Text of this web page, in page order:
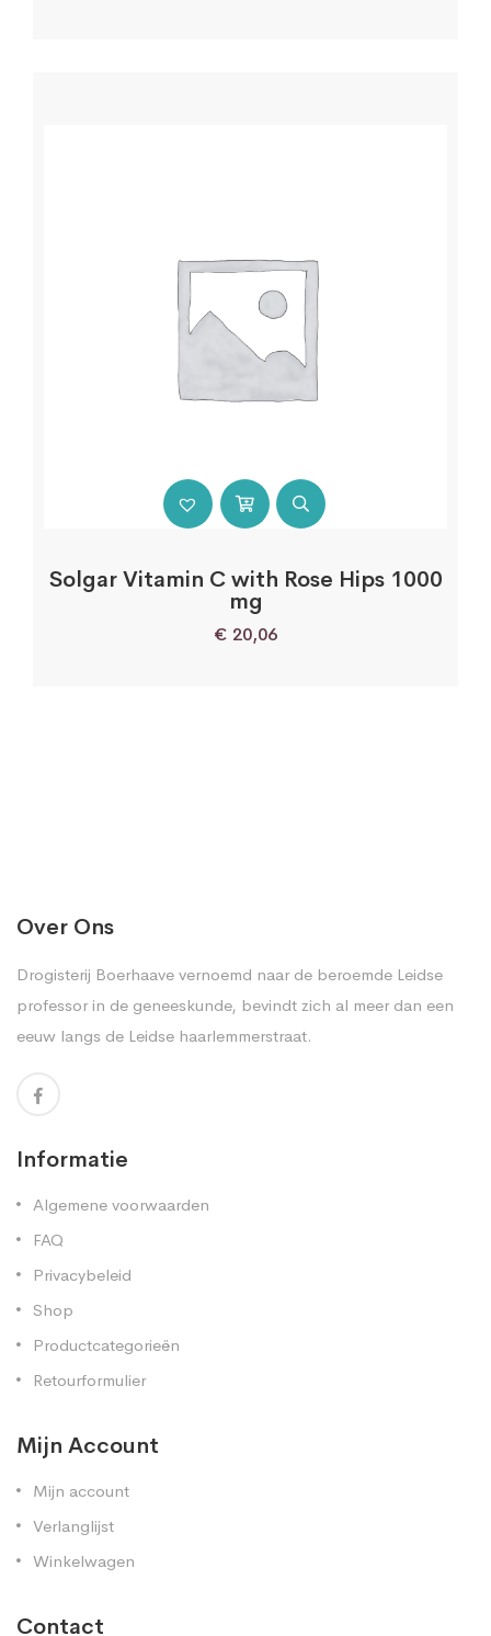
Solgar Vitamin C with Rose Hips 1000
mg
€ 20,06
Over Ons
Drogisterij Boerhaave vernoemd naar de beroemde Leidse
professor in de geneeskunde, bevindt zich al meer dan een
eeuw langs de Leidse haarlemmerstraat.
Informatie
Algemene voorwaarden
FAQ
Privacybeleid
Shop
Productcategorieën
Retourformulier
Mijn Account
Mijn account
Verlanglijst
Winkelwagen
Contact